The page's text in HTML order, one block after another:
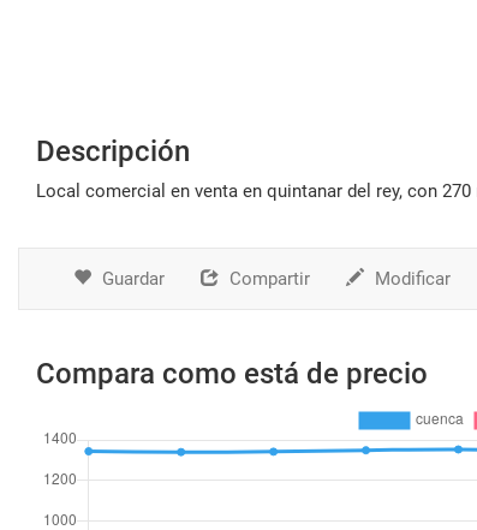
Descripción
local comercial en venta en quintanar del rey, con
Guardar Compartir Modificar
Compara como está de precio